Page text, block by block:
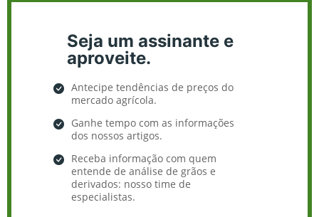
Seja um assinante e
aproveite.
Antecipe tendências de preços do
mercado agrícola.
Ganhe tempo com as informações
dos nossos artigos.
Receba informação com quem
entende de análise de grãos e
derivados: nosso time de
especialistas.